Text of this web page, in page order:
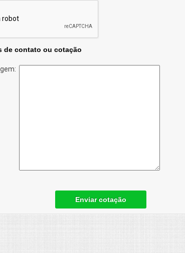
de contato ou cotação
Enviar cotação